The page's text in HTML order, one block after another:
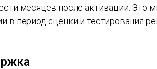
месяцев после активации. Это
в период оценки и тестирования